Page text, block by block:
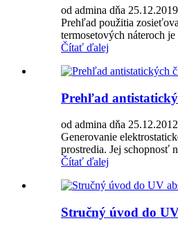
od admina dňa 25.12.2019
Prehľad použitia
termosetových náteroch
Čítať ďalej
Prehľad
od admina dňa 25.12.2012
Generovanie
prostredia. Jej schopnosť
Čítať ďalej
Stručný úvod do